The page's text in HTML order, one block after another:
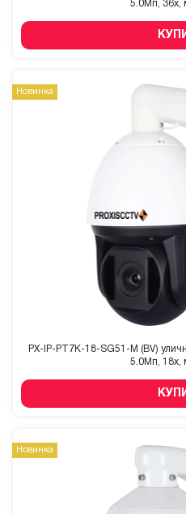
5.0Мп, 36x,
Новинка
PX-IP-PT7K-18-SG51-M (BV)
5.0Мп, 18x,
Новинка